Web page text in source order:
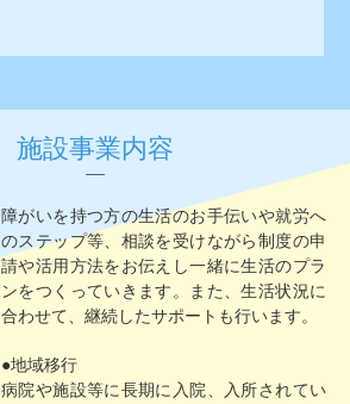
施設事業内容
障がいを持つ方の生活のお手伝いや就労へ
のステップ等、相談を受けながら制度の申
請や活用方法をお伝えし一緒に生活のプラ
ンをつくっていきます。また、生活状況に
合わせて、継続したサポートも行います。
●地域移行
病院や施設等に長期に入院、入所されてい